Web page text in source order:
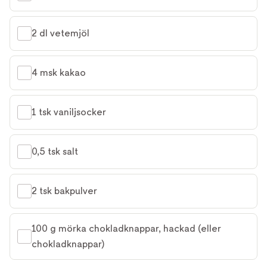
2 dl vetemjöl
4 msk kakao
1 tsk vaniljsocker
0,5 tsk salt
2 tsk bakpulver
100 g mörka chokladknappar, hackad (eller
chokladknappar)